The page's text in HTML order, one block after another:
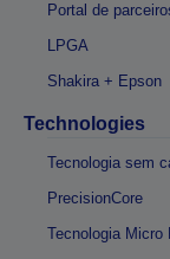
Portal de
LPGA
Shakira + Epson
Technologies
Tecnologia sem
PrecisionCore
Tecnologia Micro